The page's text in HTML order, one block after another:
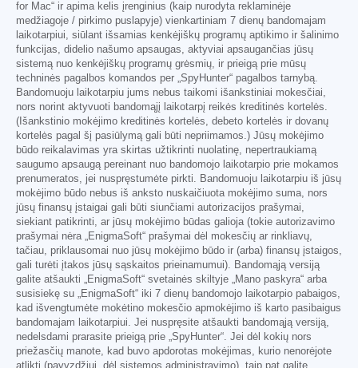
for Mac“ ir apima kelis įrenginius (kaip nurodyta reklaminėje
medžiagoje / pirkimo puslapyje) vienkartiniam 7 dienų bandomajam
laikotarpiui, siūlant išsamias kenkėjiškų programų aptikimo ir šalinimo
funkcijas, didelio našumo apsaugas, aktyviai apsaugančias jūsų
sistemą nuo kenkėjiškų programų grėsmių, ir prieigą prie mūsų
techninės pagalbos komandos per „SpyHunter“ pagalbos tarnybą.
Bandomuoju laikotarpiu jums nebus taikomi išankstiniai mokesčiai,
nors norint aktyvuoti bandomąjį laikotarpį reikės kreditinės kortelės.
(Išankstinio mokėjimo kreditinės kortelės, debeto kortelės ir dovanų
kortelės pagal šį pasiūlymą gali būti nepriimamos.) Jūsų mokėjimo
būdo reikalavimas yra skirtas užtikrinti nuolatinę, nepertraukiamą
saugumo apsaugą pereinant nuo bandomojo laikotarpio prie mokamos
prenumeratos, jei nuspręstumėte pirkti. Bandomuoju laikotarpiu iš jūsų
mokėjimo būdo nebus iš anksto nuskaičiuota mokėjimo suma, nors
jūsų finansų įstaigai gali būti siunčiami autorizacijos prašymai,
siekiant patikrinti, ar jūsų mokėjimo būdas galioja (tokie autorizavimo
prašymai nėra „EnigmaSoft“ prašymai dėl mokesčių ar rinkliavų,
tačiau, priklausomai nuo jūsų mokėjimo būdo ir (arba) finansų įstaigos,
gali turėti įtakos jūsų sąskaitos prieinamumui). Bandomąją versiją
galite atšaukti „EnigmaSoft“ svetainės skiltyje „Mano paskyra“ arba
susisiekę su „EnigmaSoft“ iki 7 dienų bandomojo laikotarpio pabaigos,
kad išvengtumėte mokėtino mokesčio apmokėjimo iš karto pasibaigus
bandomajam laikotarpiui. Jei nuspręsite atšaukti bandomąją versiją,
nedelsdami prarasite prieigą prie „SpyHunter“. Jei dėl kokių nors
priežasčių manote, kad buvo apdorotas mokėjimas, kurio nenorėjote